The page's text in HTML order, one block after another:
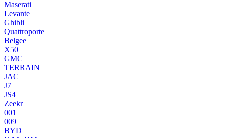
Maserati
Levante
Ghibli
Quattroporte
Belgee
X50
GMC
TERRAIN
JAC
J7
JS4
Zeekr
001
009
BYD